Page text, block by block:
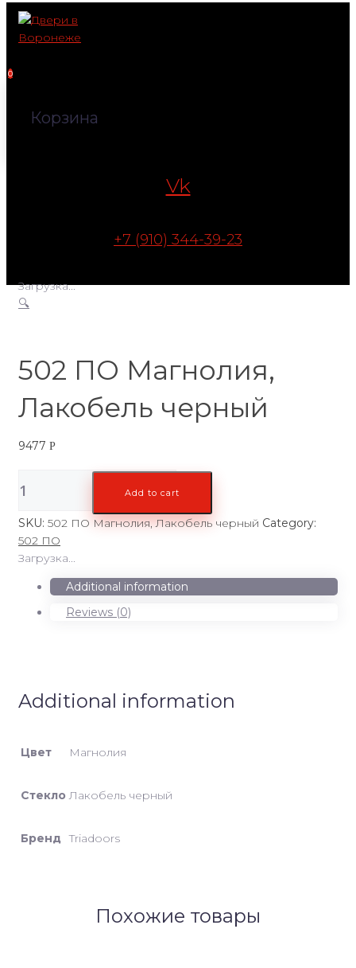
Перейти
контенту
0
Корзина
Vk
+7 (910) 344-39-23
Загрузка...
🔍
502 ПО Магнолия,
Лакобель черный
9477 Р
ПО
Лакобель
черный
quantity
Add to cart
SKU: 502 ПО Магнолия, Лакобель черный Category:
502 ПО
Загрузка...
Additional information
Reviews (0)
Additional information
Цвет Магнолия
Стекло Лакобель черный
Бренд Triadoors
Похожие товары